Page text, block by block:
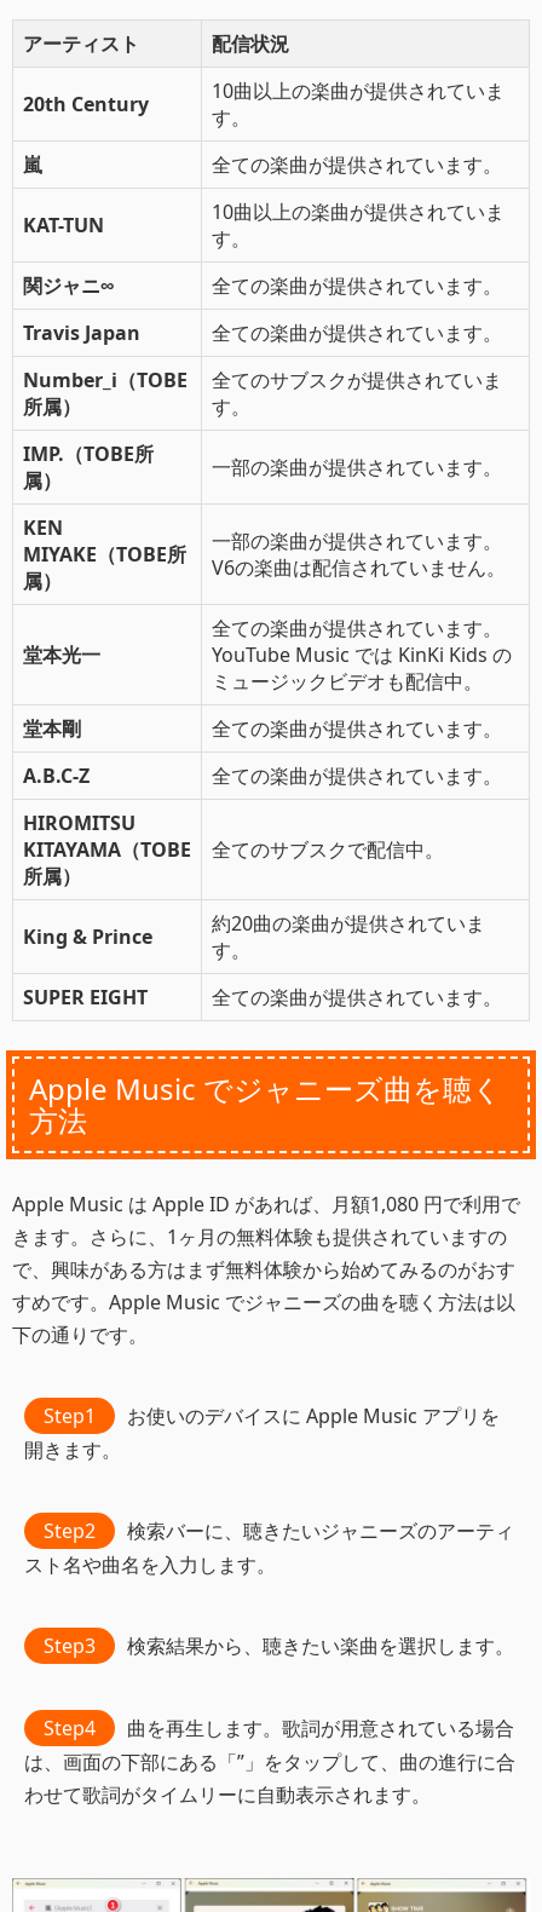
アーティスト 配信状況
20th Century
10曲以上の楽曲が提供されていま
す。
嵐
全ての楽曲が提供されています。
KAT-TUN
10曲以上の楽曲が提供されていま
す。
関ジャニ∞
全ての楽曲が提供されています。
Travis Japan
全ての楽曲が提供されています。
Number_i（TOBE
所属）
全てのサブスクが提供されていま
す。
IMP.（TOBE所
属）
一部の楽曲が提供されています。
KEN
MIYAKE（TOBE所
属）
一部の楽曲が提供されています。
V6の楽曲は配信されていません。
堂本光一
全ての楽曲が提供されています。
YouTube Music では KinKi Kids の
ミュージックビデオも配信中。
堂本剛
全ての楽曲が提供されています。
A.B.C-Z
全ての楽曲が提供されています。
HIROMITSU
KITAYAMA（TOBE
所属）
全てのサブスクで配信中。
King & Prince
約20曲の楽曲が提供されていま
す。
SUPER EIGHT
全ての楽曲が提供されています。
Apple Music でジャニーズ曲を聴く
方法
Apple Music は Apple ID があれば、月額1,080 円で利用で
きます。さらに、1ヶ月の無料体験も提供されていますの
で、興味がある方はまず無料体験から始めてみるのがおす
すめです。Apple Music でジャニーズの曲を聴く方法は以
下の通りです。
Step1
お使いのデバイスに Apple Music アプリを
開きます。
Step2
検索バーに、聴きたいジャニーズのアーティ
スト名や曲名を入力します。
Step3 検索結果から、聴きたい楽曲を選択します。
Step4
曲を再生します。歌詞が用意されている場合
は、画面の下部にある「”」をタップして、曲の進行に合
わせて歌詞がタイムリーに自動表示されます。